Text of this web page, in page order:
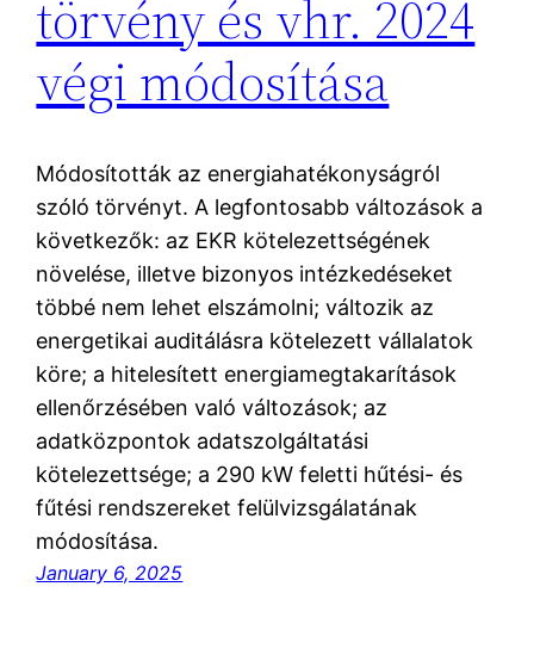
törvény és vhr. 2024
végi módosítása
Módosították az energiahatékonyságról
szóló törvényt. A legfontosabb változások a
következők: az EKR kötelezettségének
növelése, illetve bizonyos intézkedéseket
többé nem lehet elszámolni; változik az
energetikai auditálásra kötelezett vállalatok
köre; a hitelesített energiamegtakarítások
ellenőrzésében való változások; az
adatközpontok adatszolgáltatási
kötelezettsége; a 290 kW feletti hűtési- és
fűtési rendszereket felülvizsgálatának
módosítása.
January 6, 2025